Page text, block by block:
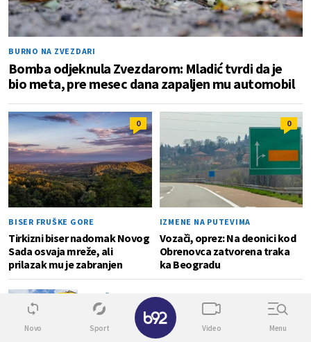
BURNO NA ZVEZDARI
Bomba odjeknula Zvezdarom: Mladić tvrdi da je
bio meta, pre mesec dana zapaljen mu automobil
0
BISER FRUŠKE GORE
Tirkizni biser nadomak Novog
Sada osvaja mreže, ali
prilazak mu je zabranjen
0
IZMENE NA PUTEVIMA
Vozači, oprez: Na deonici kod
Obrenovca zatvorena traka
ka Beogradu
DRUŠTVO
Niš dobija 1.100 novih uličnih korpi i 68
podzemnih kontejnera
Novo Sport Video Menu
✕